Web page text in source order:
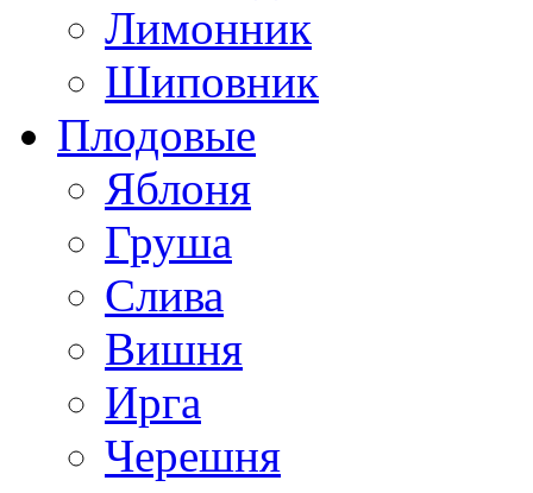
Лимонник
Шиповник
Плодовые
Яблоня
Груша
Слива
Вишня
Ирга
Черешня